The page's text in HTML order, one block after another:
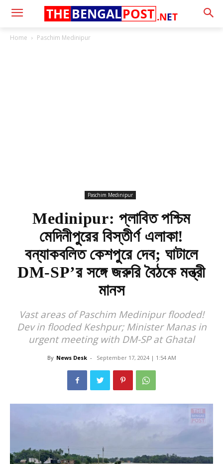
.NET
THE BENGALPOST
Home Paschim Medinipur
Paschim Medinipur
Medinipur: প্লাবিত পশ্চিম
মেদিনীপুরের বিস্তীর্ণ এলাকা!
বন্যাকবলিত কেশপুরে দেব; ঘাটালে
DM-SP’র সঙ্গে জরুরি বৈঠকে মন্ত্রী
মানস
Vast areas of Paschim Medinipur flooded!
Dev in flooded Keshpur; Minister Manas in
urgent meeting with DM-SP at Ghatal
By News Desk - September 17, 2024 | 1:54 AM